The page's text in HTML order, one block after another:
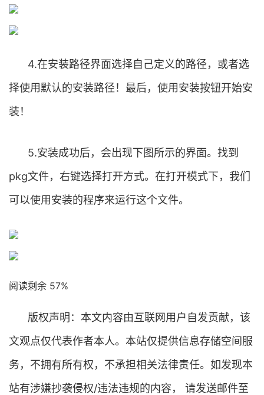
4.在安装路径界面选择自己定义的路径，或者选
择使用默认的安装路径！最后，使用安装按钮开始安
装！
5.安装成功后，会出现下图所示的界面。找到
pkg文件，右键选择打开方式。在打开模式下，我们
可以使用安装的程序来运行这个文件。
阅读剩余 57%
版权声明：本文内容由互联网用户自发贡献，该
文观点仅代表作者本人。本站仅提供信息存储空间服
务，不拥有所有权，不承担相关法律责任。如发现本
站有涉嫌抄袭侵权/违法违规的内容， 请发送邮件至